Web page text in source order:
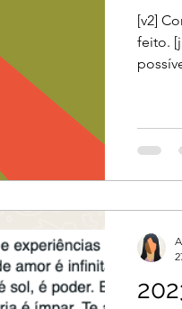
[v2]
feito.